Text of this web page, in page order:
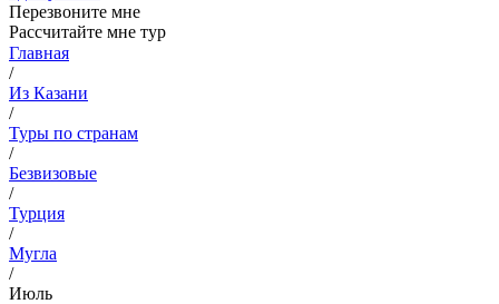
Перезвоните мне
Рассчитайте мне тур
Главная
/
Из Казани
/
Туры по странам
/
Безвизовые
/
Турция
/
Мугла
/
Июль